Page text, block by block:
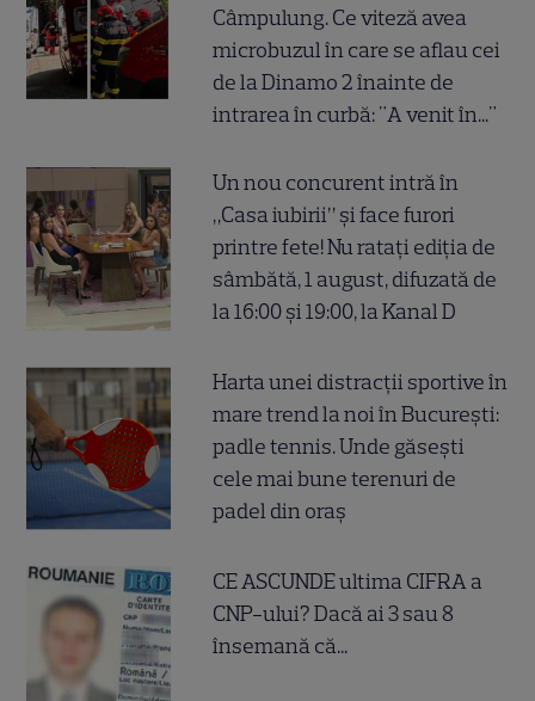
Câmpulung. Ce viteză avea
microbuzul în care se aflau cei
de la Dinamo 2 înainte de
intrarea în curbă: "A venit în..."
Un nou concurent intră în
„Casa iubirii” și face furori
printre fete! Nu ratați ediția de
sâmbătă, 1 august, difuzată de
la 16:00 și 19:00, la Kanal D
Harta unei distracții sportive în
mare trend la noi în București:
padle tennis. Unde găsești
cele mai bune terenuri de
padel din oraș
CE ASCUNDE ultima CIFRA a
CNP-ului? Dacă ai 3 sau 8
însemană că...